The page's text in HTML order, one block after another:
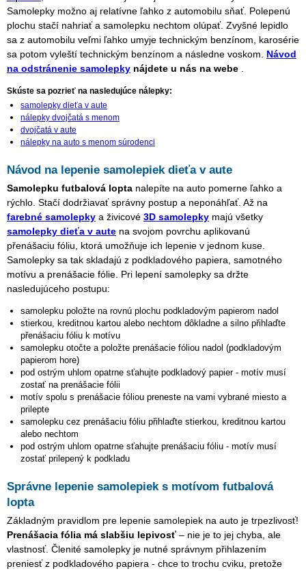
Samolepky možno aj relatívne ľahko z automobilu sňať. Polepenú
plochu stačí nahriať a samolepku nechtom olúpať. Zvyšné lepidlo
sa z automobilu veľmi ľahko umyje technickým benzínom, karosérie
sa potom vyleští technickým benzínom a následne voskom. Návod
na odstránenie samolepky nájdete u nás na webe
Skúste sa pozrieť na nasledujúce nálepky:
samolepky dieťa v aute
nálepky dvojčatá s menom
dvojčatá v aute
nálepky na auto s menom súrodenci
Návod na lepenie samolepiek dieťa v aute
Samolepku futbalová lopta nalepíte na auto pomerne ľahko a
rýchlo. Stačí dodržiavať správny postup a neponáhľať. Až na
farebné samolepky a živicové 3D samolepky majú všetky
samolepky dieťa v aute na svojom povrchu aplikovanú
přenášaciu fóliu, ktorá umožňuje ich lepenie v jednom kuse.
Samolepky sa tak skladajú z podkladového papiera, samotného
motívu a prenášacie fólie. Pri lepení samolepky sa držte
nasledujúceho postupu:
samolepku položte na rovnú plochu podkladovým papierom nadol
stierkou, kreditnou kartou alebo nechtom dôkladne a silno přihlaďte
přenášaciu fóliu k motívu
samolepku otočte a položte prenášacie fóliou nadol (podkladovým
papierom hore)
pod ostrým uhlom opatrne sťahujte podkladový papier - motív musí
zostať na prenášacie fólii
motív spolu s prenášacie fóliou preneste na vami vybrané miesto a
prilepte
samolepku cez prenášaciu fóliu přihlaďte stierkou, kreditnou kartou
alebo nechtom
pod ostrým uhlom opatrne sťahujte prenášaciu fóliu - motív musí
zostať prilepený k podkladu
Správne lepenie samolepiek s motívom futbalová
lopta
Základným pravidlom pre lepenie samolepiek na auto je trpezlivosť!
Prenášacia fólia má slabšiu lepivosť – nie je to jej chyba, ale
vlastnosť. Členité samolepky je nutné správnym přihlazením
preniesť z podkladového papiera - chce to trochu cviku, pretože